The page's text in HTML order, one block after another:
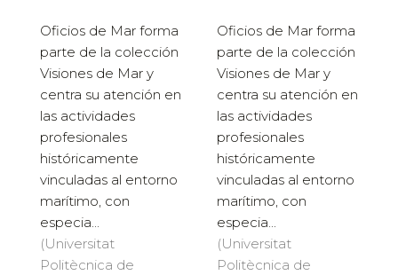
Oficios de Mar forma
parte de la colección
Visiones de Mar y
centra su atención en
las actividades
profesionales
históricamente
vinculadas al entorno
marítimo, con
especia...
(Universitat
Politècnica de
Oficios de Mar forma
parte de la colección
Visiones de Mar y
centra su atención en
las actividades
profesionales
históricamente
vinculadas al entorno
marítimo, con
especia...
(Universitat
Politècnica de